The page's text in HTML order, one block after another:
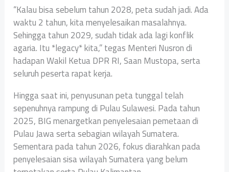
“Kalau bisa sebelum tahun 2028, peta sudah jadi. Ada
waktu 2 tahun, kita menyelesaikan masalahnya.
Sehingga tahun 2029, sudah tidak ada lagi konflik
agaria. Itu *legacy* kita,” tegas Menteri Nusron di
hadapan Wakil Ketua DPR RI, Saan Mustopa, serta
seluruh peserta rapat kerja.
Hingga saat ini, penyusunan peta tunggal telah
sepenuhnya rampung di Pulau Sulawesi. Pada tahun
2025, BIG menargetkan penyelesaian pemetaan di
Pulau Jawa serta sebagian wilayah Sumatera.
Sementara pada tahun 2026, fokus diarahkan pada
penyelesaian sisa wilayah Sumatera yang belum